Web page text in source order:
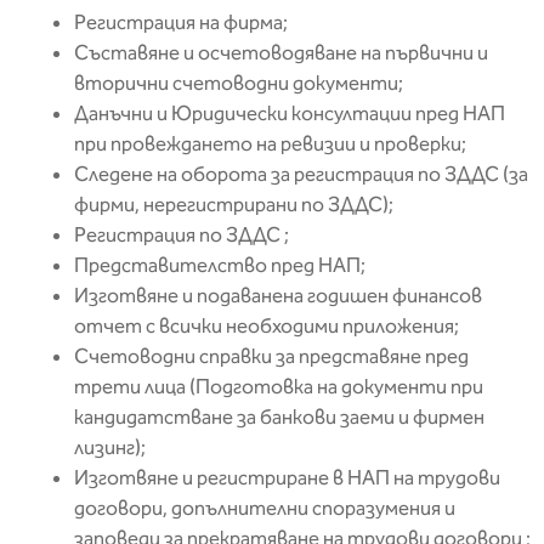
Регистрация на фирма;
Съставяне и осчетоводяване на първични и
вторични счетоводни документи;
Данъчни и Юридически консултации пред НАП
при провеждането на ревизии и проверки;
Следене на оборота за регистрация по ЗДДС (за
фирми, нерегистрирани по ЗДДС);
Регистрация по ЗДДС ;
Представителство пред НАП;
Изготвяне и подаванена годишен финансов
отчет с всички необходими приложения;
Счетоводни справки за представяне пред
трети лица (Подготовка на документи при
кандидатстване за банкови заеми и фирмен
лизинг);
Изготвяне и регистриране в НАП на трудови
договори, допълнителни споразумения и
заповеди за прекратяване на трудови договори ;